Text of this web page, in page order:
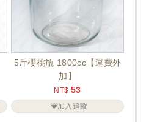
5斤櫻桃瓶 1800cc【運費外
加】
NT$ 53
加入追蹤